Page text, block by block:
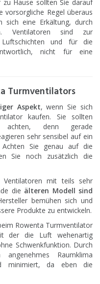
Hause sollten Sie darauf
Regel überaus
eine Erkältung, durch
Ventilatoren sind zur
Luftschichten und für die
nicht für eine
Turmventilators
Aspekt, wenn Sie sich
kaufen. Sie sollten
denn gerade
sehr sensibel auf ein
Achten Sie genau auf die
Sie noch zusätzlich die
mit teils sehr
die älteren Modell sind
bemühen sich und
Produkte zu entwickeln.
Rowenta Turmventilator
der die Luft wehenartig
Schwenkfunktion. Durch
Raumklima
minimiert, da eben die